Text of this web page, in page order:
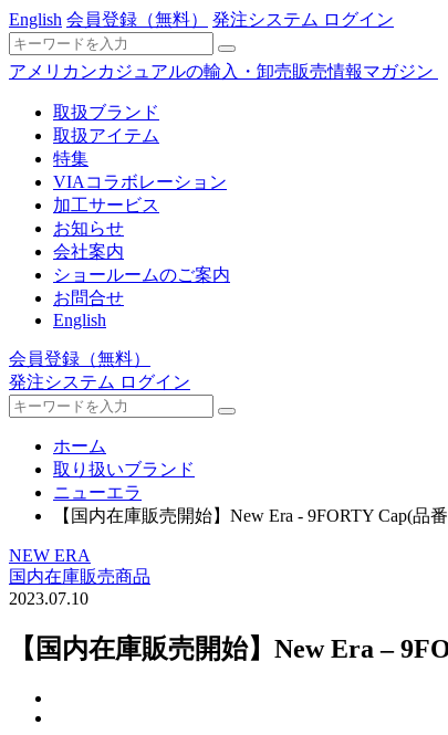
English 会員登録 （無料） 発注システム ログイン
アメリカンカジュアルの輸入・卸売販売情報マガジン
取扱ブランド
取扱アイテム
特集
VIAコラボレーション
加工サービス
お知らせ
会社案内
ショールームのご案内
お問合せ
English
会員登録 （無料）
発注システム ログイン
ホーム
取り扱いブランド
ニューエラ
【国内在庫販売開始】New Era - 9FORTY Cap(品
NEW ERA
国内在庫販売商品
2023.07.10
【国内在庫販売開始】New Era –